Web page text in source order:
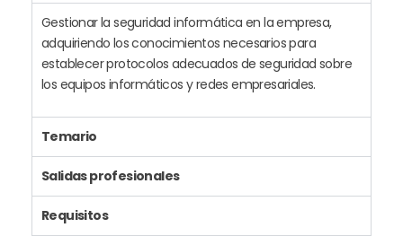
Gestionar la seguridad informática en la empresa,
adquiriendo los conocimientos necesarios para
establecer protocolos adecuados de seguridad sobre
los equipos informáticos y redes empresariales.
Temario
Salidas profesionales
Requisitos